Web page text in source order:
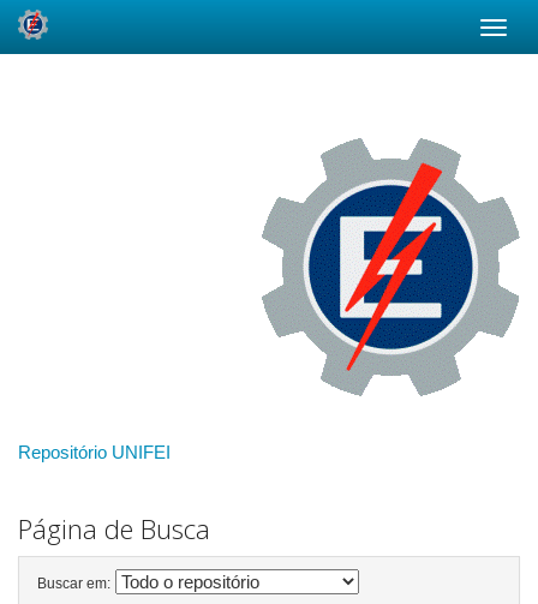
Repositório UNIFEI
Página de Busca
Buscar em: